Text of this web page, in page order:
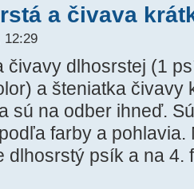
a čivava
12:29
čivavy dlhosrstej (1
a šteniatka čivavy
sú na odber ihneď.
farby a pohlavia.
dlhosrstý psík a na 4.